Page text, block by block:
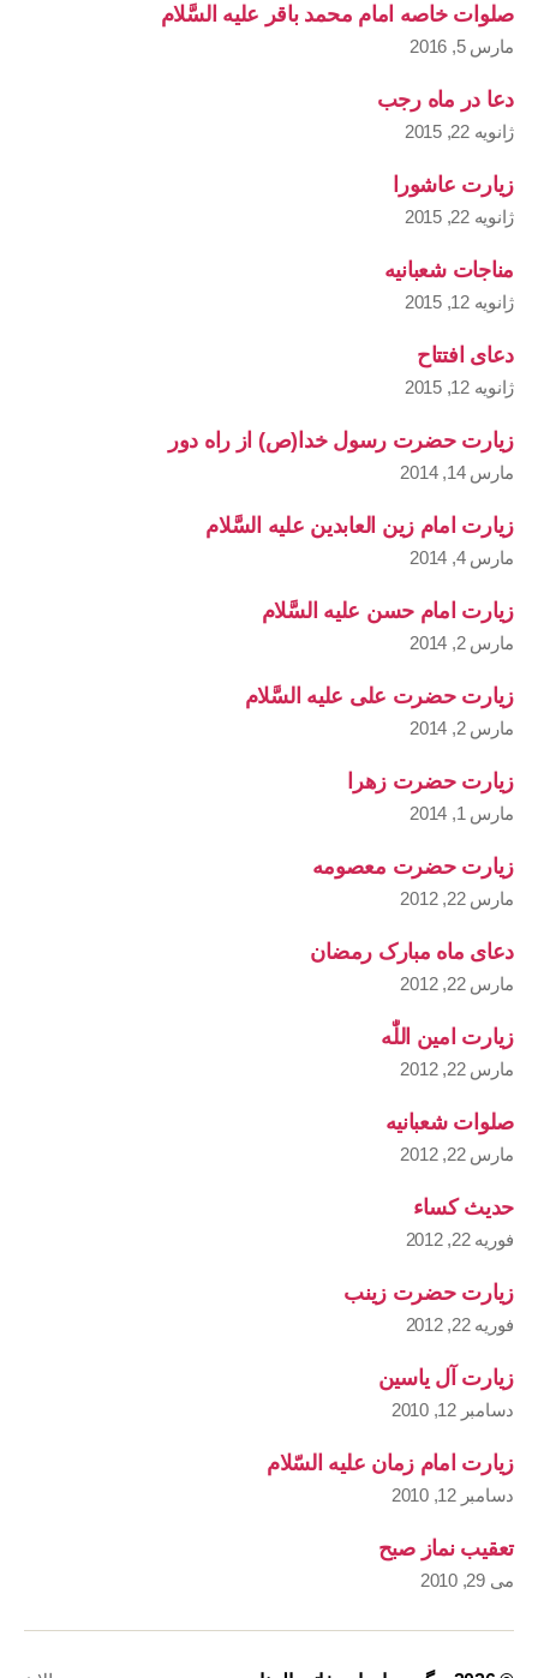
صلوات خاصه امام محمد باقر علیه السَّلام
مارس 5, 2016
دعا در ماه رجب
ژانویه 22, 2015
زیارت عاشورا
ژانویه 22, 2015
مناجات شعبانیه
ژانویه 12, 2015
دعای افتتاح
ژانویه 12, 2015
زیارت حضرت رسول خدا(ص) از راه دور
مارس 14, 2014
زیارت امام زین العابدین علیه السَّلام
مارس 4, 2014
زیارت امام حسن علیه السَّلام
مارس 2, 2014
زیارت حضرت علی علیه السَّلام
مارس 2, 2014
زیارت حضرت زهرا
مارس 1, 2014
زیارت حضرت معصومه
مارس 22, 2012
دعای ماه مبارک رمضان
مارس 22, 2012
زیارت امین اللّٰه
مارس 22, 2012
صلوات شعبانیه
مارس 22, 2012
حدیث کساء
فوریه 22, 2012
زیارت حضرت زینب
فوریه 22, 2012
زیارت آل یاسین
دسامبر 12, 2010
زیارت امام زمان علیه السّلام
دسامبر 12, 2010
تعقیب نماز صبح
می 29, 2010